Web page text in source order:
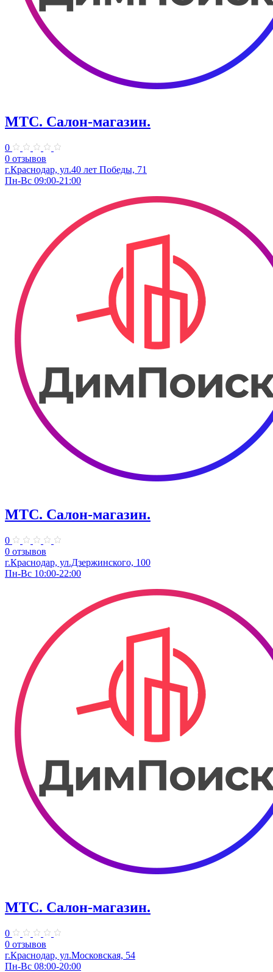
МТС. Салон-магазин.
0
0 отзывов
г.Краснодар, ул.40 лет Победы, 71
Пн-Вс 09:00-21:00
МТС. Салон-магазин.
0
0 отзывов
г.Краснодар, ул.Дзержинского, 100
Пн-Вс 10:00-22:00
МТС. Салон-магазин.
0
0 отзывов
г.Краснодар, ул.Московская, 54
Пн-Вс 08:00-20:00